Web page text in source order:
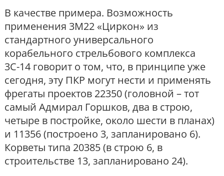
В качестве примера. Возможность
применения 3М22 «Циркон» из
стандартного универсального
корабельного стрельбового комплекса
3С-14 говорит о том, что, в принципе уже
сегодня, эту ПКР могут нести и применять
фрегаты проектов 22350 (головной – тот
самый Адмирал Горшков, два в строю,
четыре в постройке, около шести в планах)
и 11356 (построено 3, запланировано 6).
Корветы типа 20385 (в строю 6, в
строительстве 13, запланировано 24).